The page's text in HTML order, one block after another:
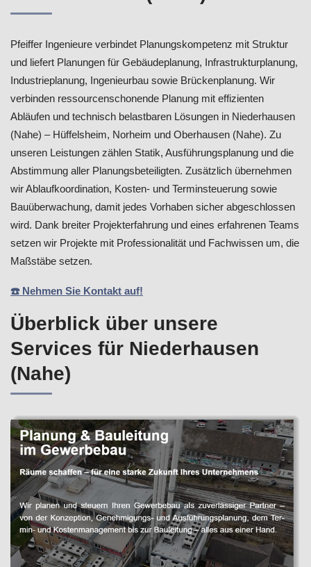
Pfeiffer Ingenieure verbindet Planungskompetenz mit Struktur
und liefert Planungen für Gebäudeplanung, Infrastrukturplanung,
Industrieplanung, Ingenieurbau sowie Brückenplanung. Wir
verbinden ressourcenschonende Planung mit effizienten
Abläufen und technisch belastbaren Lösungen in Niederhausen
(Nahe) – Hüffelsheim, Norheim und Oberhausen (Nahe). Zu
unseren Leistungen zählen Statik, Ausführungsplanung und die
Abstimmung aller Planungsbeteiligten. Zusätzlich übernehmen
wir Ablaufkoordination, Kosten- und Terminsteuerung sowie
Bauüberwachung, damit jedes Vorhaben sicher abgeschlossen
wird. Dank breiter Projekterfahrung und eines erfahrenen Teams
setzen wir Projekte mit Professionalität und Fachwissen um, die
Maßstäbe setzen.
☎️ Nehmen Sie Kontakt auf!
Überblick über unsere
Services für Niederhausen
(Nahe)